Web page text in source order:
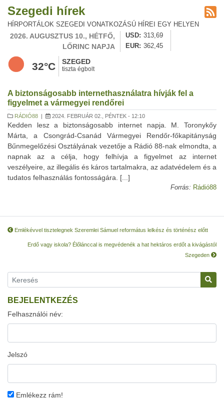
Szegedi hírek
HÍRPORTÁLOK SZEGEDI VONATKOZÁSÚ HÍREI EGY HELYEN
2026. AUGUSZTUS 10., HÉTFŐ,
LŐRINC NAPJA
USD
313,69
EUR
362,45
32°C SZEGED
tiszta égbolt
A biztonságosabb internethasználatra hívják fel a
figyelmet a vármegyei rendőrei
RÁDIÓ88 | 2024. FEBRUÁR 02., PÉNTEK - 12:10
Kedden lesz a biztonságosabb internet napja. M. Toronykőy
Márta, a Csongrád-Csanád Vármegyei Rendőr-főkapitányság
Bűnmegelőzési Osztályának vezetője a Rádió 88-nak elmondta, a
napnak az a célja, hogy felhívja a figyelmet az internet
veszélyeire, az illegális és káros tartalmakra, az adatvédelem és a
tudatos felhasználás fontosságára. [...]
Forrás: Rádió88
Emlékévvel tisztelegnek Szeremlei Sámuel református lelkész és történész előtt
Erdő vagy iskola? Élőlánccal is megvédenék a hat hektáros erdőt a kivágástól
Szegeden
BEJELENTKEZÉS
Felhasználói név:
Jelszó
Emlékezz rám!